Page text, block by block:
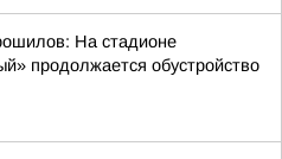
На стадионе
продолжается обустройство